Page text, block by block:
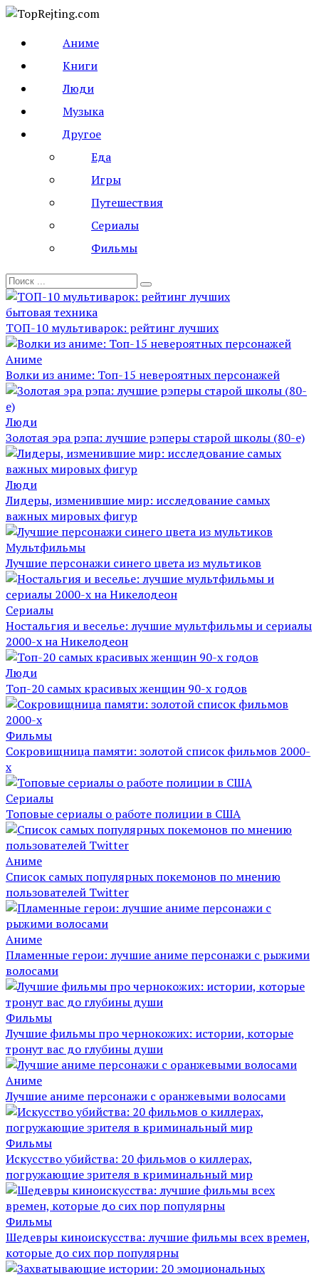
Перейти
контенту
Аниме
Книги
Люди
Музыка
Другое
Еда
Игры
Путешествия
Сериалы
Фильмы
Search
for:
бытовая техника
ТОП-10 мультиварок: рейтинг лучших
Аниме
Волки из аниме: Топ-15 невероятных персонажей
Люди
Золотая эра рэпа: лучшие рэперы старой школы (80-е)
Люди
Лидеры, изменившие мир: исследование самых
важных мировых фигур
Мультфильмы
Лучшие персонажи синего цвета из мультиков
Сериалы
Ностальгия и веселье: лучшие мультфильмы и сериалы
2000-х на Никелодеон
Люди
Топ-20 самых красивых женщин 90-х годов
Фильмы
Сокровищница памяти: золотой список фильмов 2000-
х
Сериалы
Топовые сериалы о работе полиции в США
Аниме
Список самых популярных покемонов по мнению
пользователей Twitter
Аниме
Пламенные герои: лучшие аниме персонажи с рыжими
волосами
Фильмы
Лучшие фильмы про чернокожих: истории, которые
тронут вас до глубины души
Аниме
Лучшие аниме персонажи с оранжевыми волосами
Фильмы
Искусство убийства: 20 фильмов о киллерах,
погружающие зрителя в криминальный мир
Фильмы
Шедевры киноискусства: лучшие фильмы всех времен,
которые до сих пор популярны